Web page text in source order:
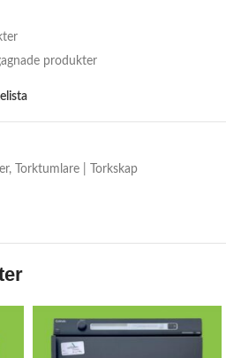
produkter
,
Torktumlare | Torkskap